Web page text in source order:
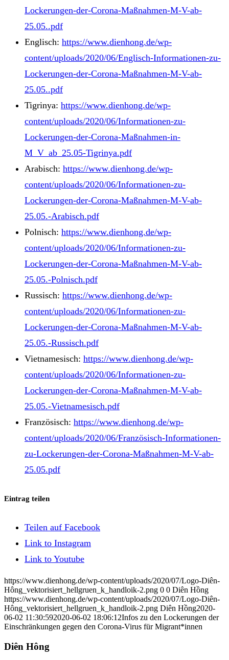
Lockerungen-der-Corona-Maßnahmen-M-V-ab-
25.05..pdf
Englisch: https://www.dienhong.de/wp-
content/uploads/2020/06/Englisch-Informationen-zu-
Lockerungen-der-Corona-Maßnahmen-M-V-ab-
25.05..pdf
Tigrinya: https://www.dienhong.de/wp-
content/uploads/2020/06/Informationen-zu-
Lockerungen-der-Corona-Maßnahmen-in-
M_V_ab_25.05-Tigrinya.pdf
Arabisch: https://www.dienhong.de/wp-
content/uploads/2020/06/Informationen-zu-
Lockerungen-der-Corona-Maßnahmen-M-V-ab-
25.05.-Arabisch.pdf
Polnisch: https://www.dienhong.de/wp-
content/uploads/2020/06/Informationen-zu-
Lockerungen-der-Corona-Maßnahmen-M-V-ab-
25.05.-Polnisch.pdf
Russisch: https://www.dienhong.de/wp-
content/uploads/2020/06/Informationen-zu-
Lockerungen-der-Corona-Maßnahmen-M-V-ab-
25.05.-Russisch.pdf
Vietnamesisch: https://www.dienhong.de/wp-
content/uploads/2020/06/Informationen-zu-
Lockerungen-der-Corona-Maßnahmen-M-V-ab-
25.05.-Vietnamesisch.pdf
Französisch: https://www.dienhong.de/wp-
content/uploads/2020/06/Französisch-Informationen-
zu-Lockerungen-der-Corona-Maßnahmen-M-V-ab-
25.05.pdf
Eintrag teilen
Teilen auf Facebook
Link to Instagram
Link to Youtube
https://www.dienhong.de/wp-content/uploads/2020/07/Logo-Diên-
Hông_vektorisiert_hellgruen_k_handloik-2.png 0 0 Diên Hồng
https://www.dienhong.de/wp-content/uploads/2020/07/Logo-Diên-
Hông_vektorisiert_hellgruen_k_handloik-2.png Diên Hồng2020-
06-02 11:30:592020-06-02 18:06:12Infos zu den Lockerungen der
Einschränkungen gegen den Corona-Virus für Migrant*innen
Diên Hông